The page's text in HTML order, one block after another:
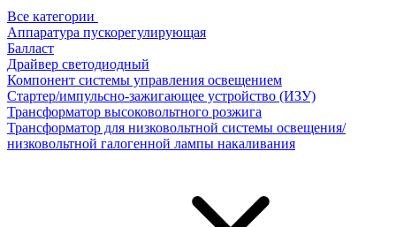
Все категории
Аппаратура пускорегулирующая
Балласт
Драйвер светодиодный
Компонент системы управления освещением
Стартер/импульсно-зажигающее устройство (ИЗУ)
Трансформатор высоковольтного розжига
Трансформатор для низковольтной системы освещения/
низковольтной галогенной лампы накаливания